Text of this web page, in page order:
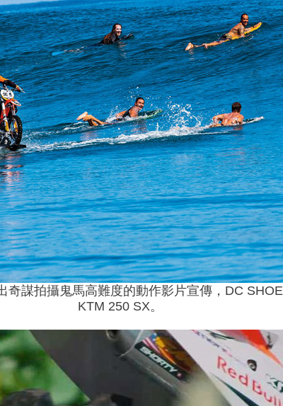
謀拍攝鬼馬高難度的動作影片宣傳，DC
KTM 250 SX。